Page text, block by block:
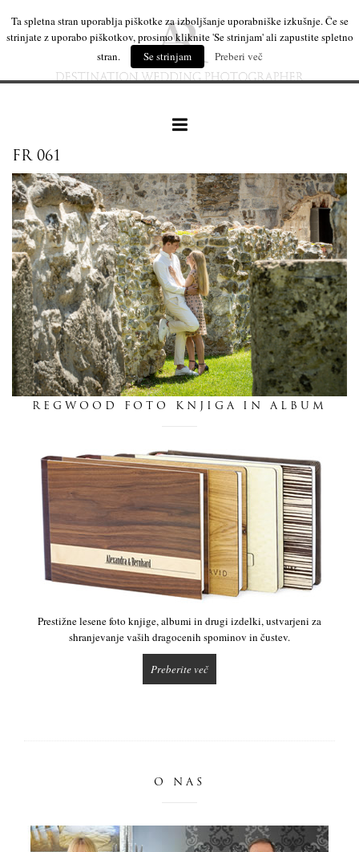
naše delo
leseni izdelki
mi
dnevnik
FR 061
REGWOOD FOTO KNJIGA IN ALBUM
Prestižne lesene foto knjige, albumi in drugi izdelki, ustvarjeni za
shranjevanje vaših dragocenih spominov in čustev.
Preberite več
O NAS
Ta spletna stran uporablja piškotke za izboljšanje uporabniške izkušnje. Če se
strinjate z uporabo piškotkov, prosimo kliknite 'Se strinjam' ali zapustite spletno
stran.
Se strinjam Preberi več